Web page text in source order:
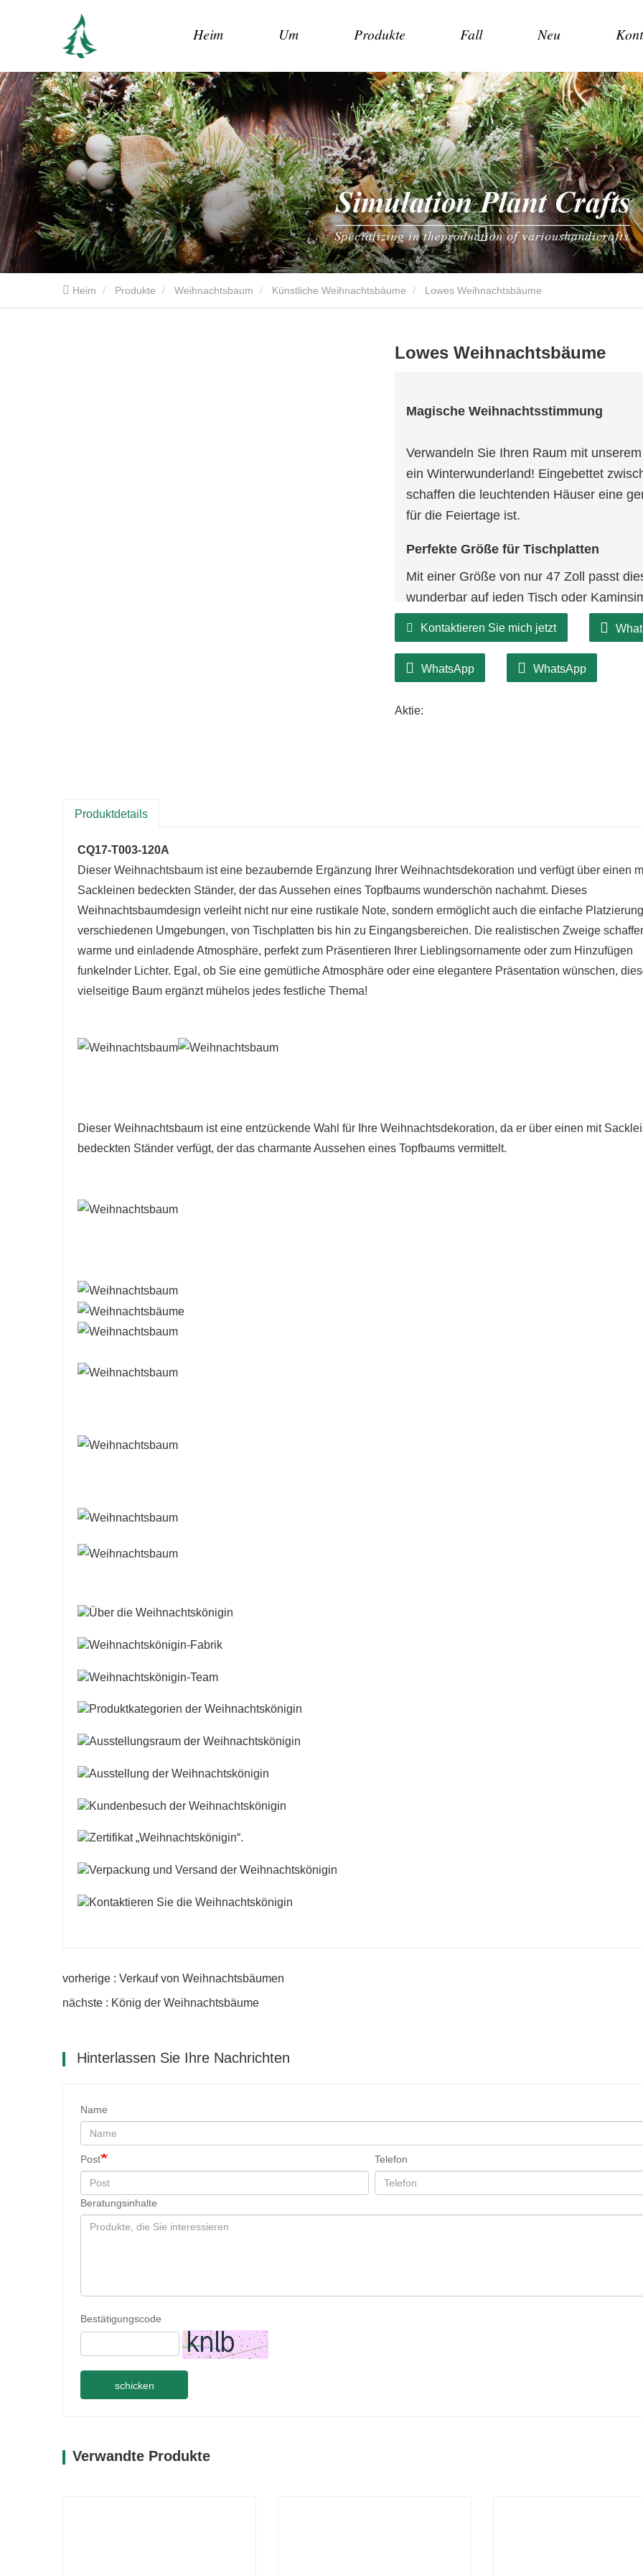
Heim Um Produkte Fall Neu
Heim Produkte Weihnachtsbaum Künstliche Weihnachtsbäume Lowes Weihnachtsbäume
Lowes Weihnachtsbäume
Magische Weihnachtsstimmung
Verwandeln Sie Ihren Raum mit
ein Winterwunderland! Eingebettet
schaffen die leuchtenden Häuser eine
für die Feiertage ist.
Perfekte Größe für Tischplatten
Mit einer Größe von nur 47 Zoll passt
wunderbar auf jeden Tisch oder
Hauch von Weihnachtsstimmung.
Warmer, einladender Glanz
Jedes Miniaturhaus strahlt ein warmes
erwecken. Es ist eine entzückende
Kontaktieren Sie mich jetzt
WhatsApp WhatsApp
Aktie:
Produktdetails
CQ17-T003-120A
Dieser Weihnachtsbaum ist eine bezaubernde Ergänzung Ihrer Weihnachtsdekoration und verfügt über einen
Sackleinen bedeckten Ständer, der das Aussehen eines Topfbaums wunderschön nachahmt. Dieses
Weihnachtsbaumdesign verleiht nicht nur eine rustikale Note, sondern ermöglicht auch die einfache
verschiedenen Umgebungen, von Tischplatten bis hin zu Eingangsbereichen. Die realistischen Zweige
warme und einladende Atmosphäre, perfekt zum Präsentieren Ihrer Lieblingsornamente oder zum Hinzufügen
funkelnder Lichter. Egal, ob Sie eine gemütliche Atmosphäre oder eine elegantere Präsentation wünschen,
vielseitige Baum ergänzt mühelos jedes festliche Thema!
Dieser Weihnachtsbaum ist eine entzückende Wahl für Ihre Weihnachtsdekoration, da er über einen mit
bedeckten Ständer verfügt, der das charmante Aussehen eines Topfbaums vermittelt.
vorherige : Verkauf von Weihnachtsbäumen
nächste : König der Weihnachtsbäume
Hinterlassen Sie Ihre Nachrichten
Name
Post Telefon
Beratungsinhalte
Bestätigungscode
schicken
Verwandte Produkte